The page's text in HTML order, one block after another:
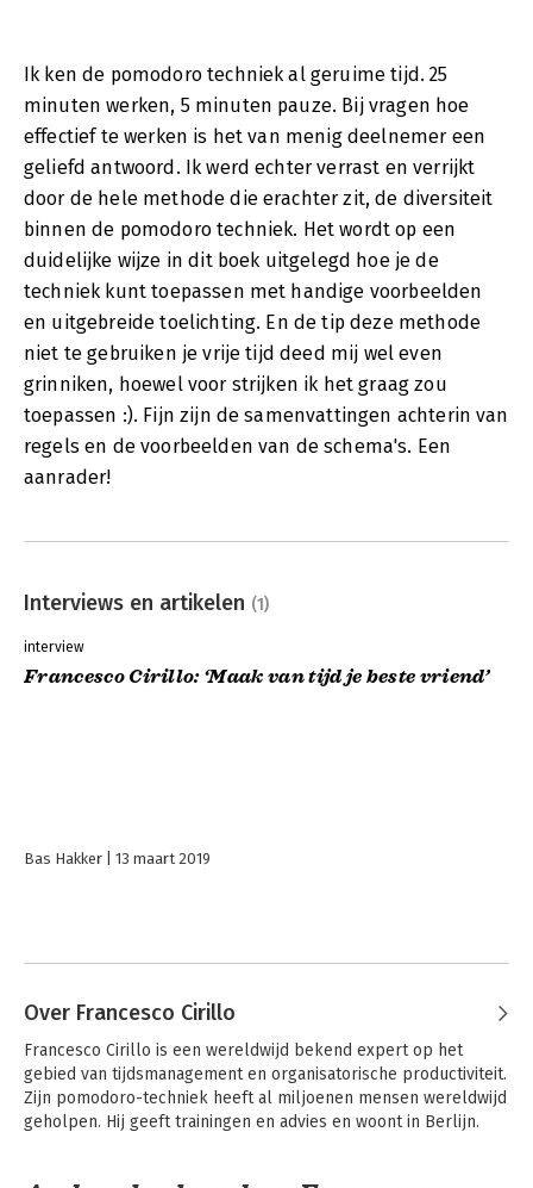
Ik ken de pomodoro techniek al geruime tijd. 25
minuten werken, 5 minuten pauze. Bij vragen hoe
effectief te werken is het van menig deelnemer een
geliefd antwoord. Ik werd echter verrast en verrijkt
door de hele methode die erachter zit, de diversiteit
binnen de pomodoro techniek. Het wordt op een
duidelijke wijze in dit boek uitgelegd hoe je de
techniek kunt toepassen met handige voorbeelden
en uitgebreide toelichting. En de tip deze methode
niet te gebruiken je vrije tijd deed mij wel even
grinniken, hoewel voor strijken ik het graag zou
toepassen :). Fijn zijn de samenvattingen achterin van
regels en de voorbeelden van de schema's. Een
aanrader!
Interviews en artikelen (1)
interview
Francesco Cirillo: ‘Maak van tijd je beste vriend’
Bas Hakker 13 maart 2019
Over Francesco Cirillo
Francesco Cirillo is een wereldwijd bekend expert op het
gebied van tijdsmanagement en organisatorische productiviteit.
Zijn pomodoro-techniek heeft al miljoenen mensen wereldwijd
geholpen. Hij geeft trainingen en advies en woont in Berlijn.